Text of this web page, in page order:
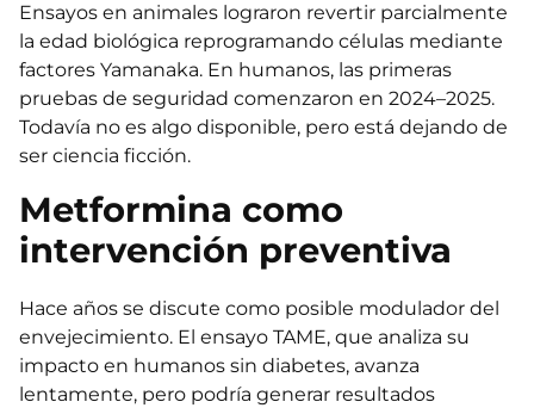
Ensayos en animales lograron revertir parcialmente
la edad biológica reprogramando células mediante
factores Yamanaka. En humanos, las primeras
pruebas de seguridad comenzaron en 2024–2025.
Todavía no es algo disponible, pero está dejando de
ser ciencia ficción.
Metformina como
intervención preventiva
Hace años se discute como posible modulador del
envejecimiento. El ensayo TAME, que analiza su
impacto en humanos sin diabetes, avanza
lentamente, pero podría generar resultados